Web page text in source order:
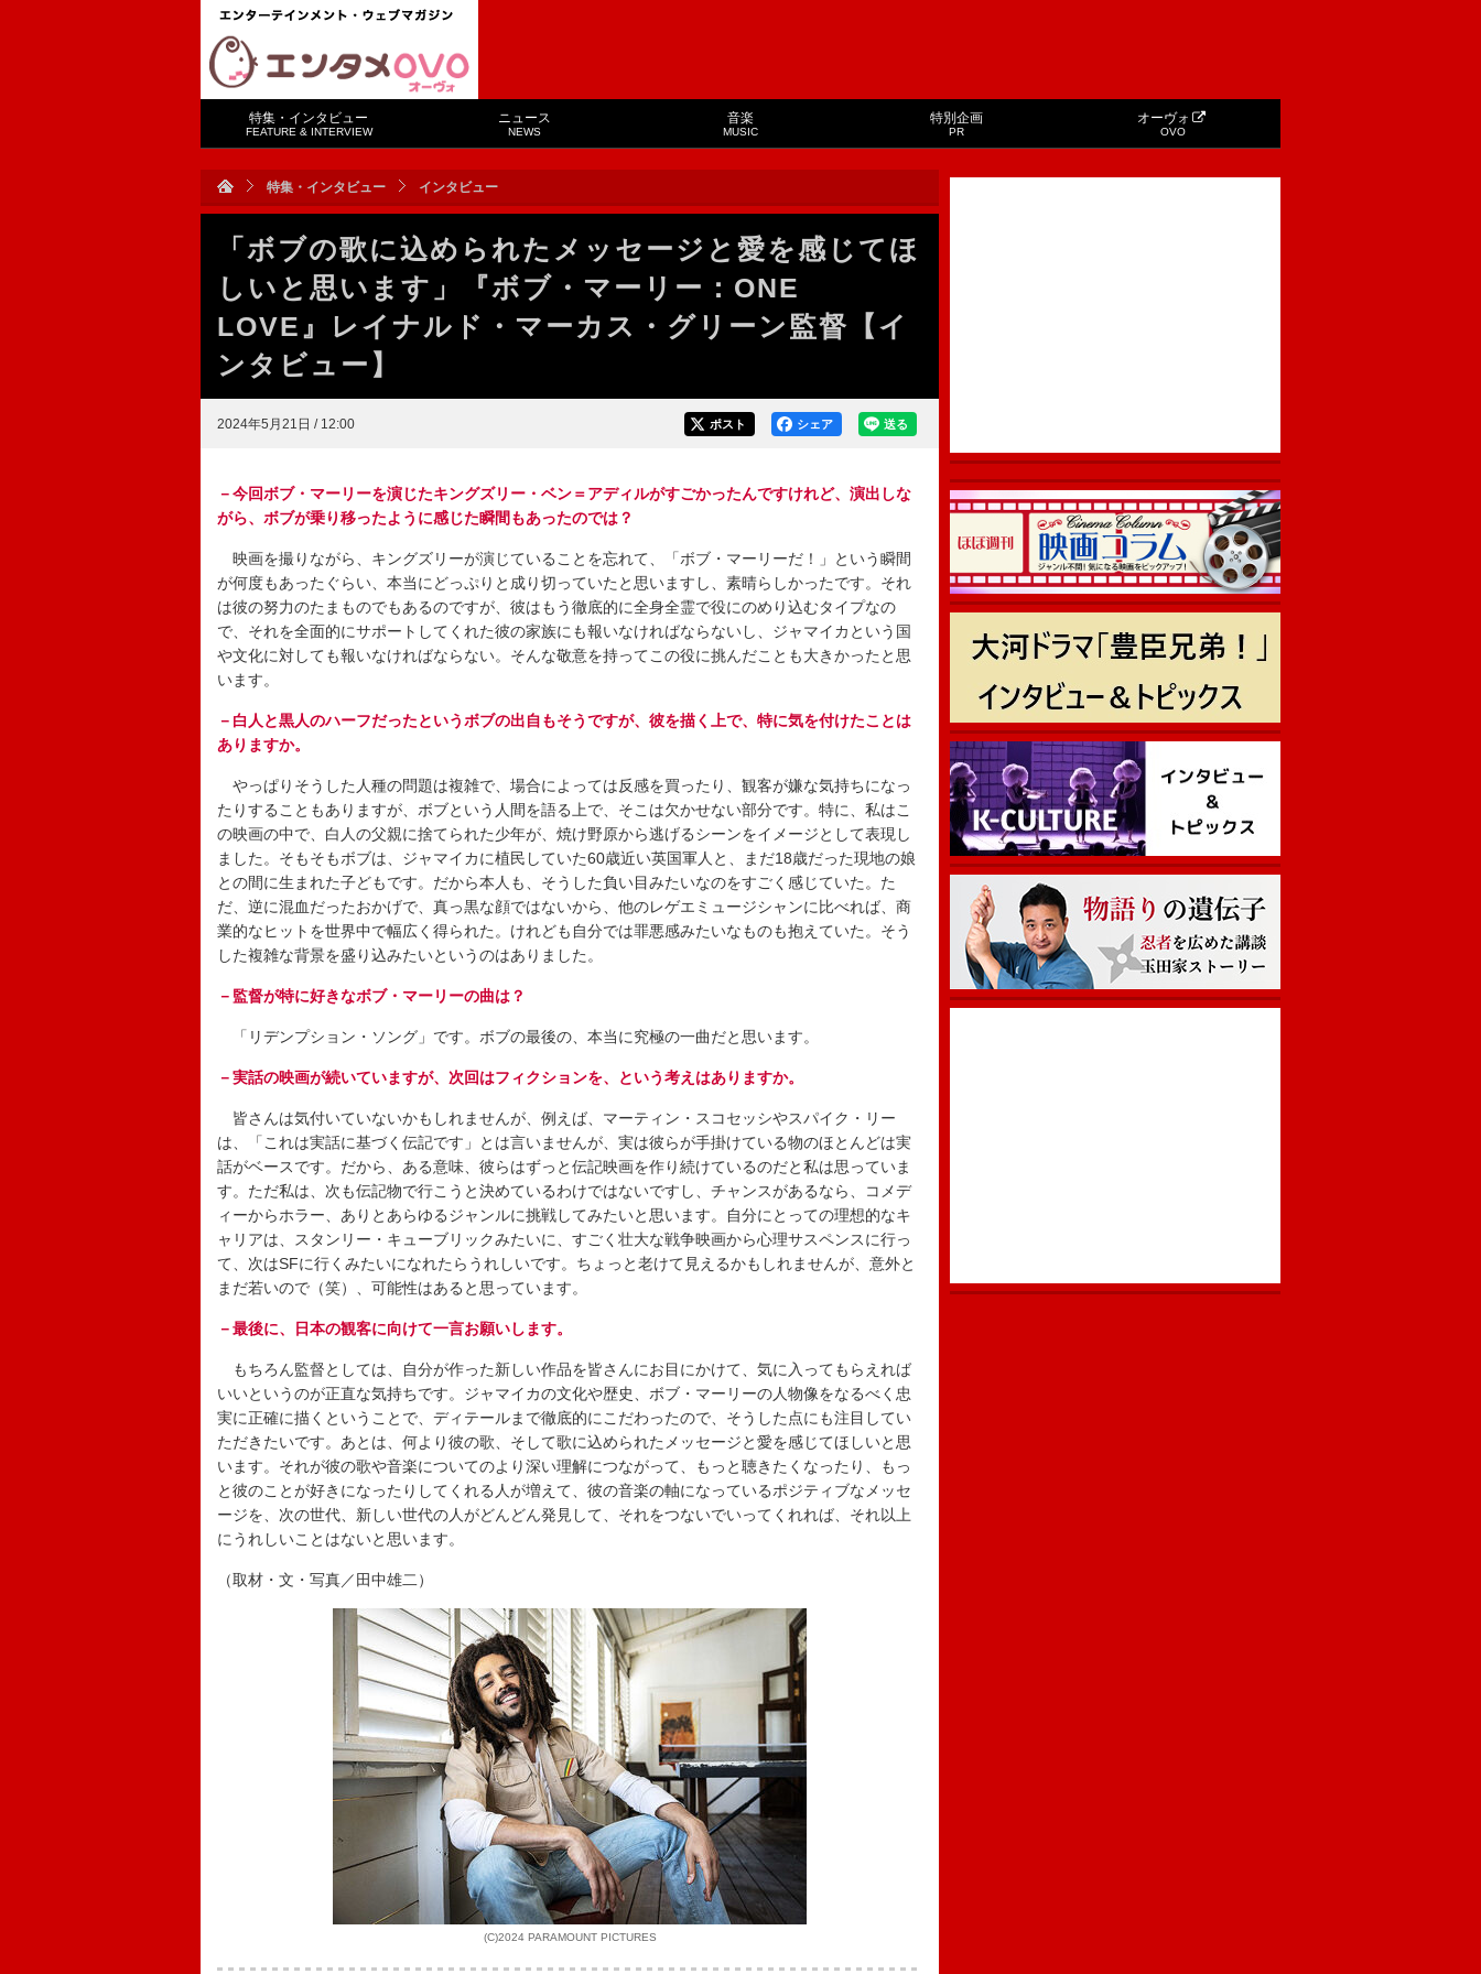
特集・インタビュー
FEATURE & INTERVIEW
ニュース
NEWS
音楽
MUSIC
特別企画
PR
オーヴォ
OVO
特集・インタビュー インタビュー
「ボブの歌に込められたメッセージと愛を感じてほ
しいと思います」『ボブ・マーリー：ONE
LOVE』レイナルド・マーカス・グリーン監督【イ
ンタビュー】
2024年5月21日 / 12:00 送る
シェア
ポスト
－今回ボブ・マーリーを演じたキングズリー・ベン＝アディルがすごかったんですけれど、演出しな
がら、ボブが乗り移ったように感じた瞬間もあったのでは？
映画を撮りながら、キングズリーが演じていることを忘れて、「ボブ・マーリーだ！」という瞬間
が何度もあったぐらい、本当にどっぷりと成り切っていたと思いますし、素晴らしかったです。それ
は彼の努力のたまものでもあるのですが、彼はもう徹底的に全身全霊で役にのめり込むタイプなの
で、それを全面的にサポートしてくれた彼の家族にも報いなければならないし、ジャマイカという国
や文化に対しても報いなければならない。そんな敬意を持ってこの役に挑んだことも大きかったと思
います。
－白人と黒人のハーフだったというボブの出自もそうですが、彼を描く上で、特に気を付けたことは
ありますか。
やっぱりそうした人種の問題は複雑で、場合によっては反感を買ったり、観客が嫌な気持ちになっ
たりすることもありますが、ボブという人間を語る上で、そこは欠かせない部分です。特に、私はこ
の映画の中で、白人の父親に捨てられた少年が、焼け野原から逃げるシーンをイメージとして表現し
ました。そもそもボブは、ジャマイカに植民していた60歳近い英国軍人と、まだ18歳だった現地の娘
との間に生まれた子どもです。だから本人も、そうした負い目みたいなのをすごく感じていた。た
だ、逆に混血だったおかげで、真っ黒な顔ではないから、他のレゲエミュージシャンに比べれば、商
業的なヒットを世界中で幅広く得られた。けれども自分では罪悪感みたいなものも抱えていた。そう
した複雑な背景を盛り込みたいというのはありました。
－監督が特に好きなボブ・マーリーの曲は？
「リデンプション・ソング」です。ボブの最後の、本当に究極の一曲だと思います。
－実話の映画が続いていますが、次回はフィクションを、という考えはありますか。
皆さんは気付いていないかもしれませんが、例えば、マーティン・スコセッシやスパイク・リー
は、「これは実話に基づく伝記です」とは言いませんが、実は彼らが手掛けている物のほとんどは実
話がベースです。だから、ある意味、彼らはずっと伝記映画を作り続けているのだと私は思っていま
す。ただ私は、次も伝記物で行こうと決めているわけではないですし、チャンスがあるなら、コメデ
ィーからホラー、ありとあらゆるジャンルに挑戦してみたいと思います。自分にとっての理想的なキ
ャリアは、スタンリー・キューブリックみたいに、すごく壮大な戦争映画から心理サスペンスに行っ
て、次はSFに行くみたいになれたらうれしいです。ちょっと老けて見えるかもしれませんが、意外と
まだ若いので（笑）、可能性はあると思っています。
－最後に、日本の観客に向けて一言お願いします。
もちろん監督としては、自分が作った新しい作品を皆さんにお目にかけて、気に入ってもらえれば
いいというのが正直な気持ちです。ジャマイカの文化や歴史、ボブ・マーリーの人物像をなるべく忠
実に正確に描くということで、ディテールまで徹底的にこだわったので、そうした点にも注目してい
ただきたいです。あとは、何より彼の歌、そして歌に込められたメッセージと愛を感じてほしいと思
います。それが彼の歌や音楽についてのより深い理解につながって、もっと聴きたくなったり、もっ
と彼のことが好きになったりしてくれる人が増えて、彼の音楽の軸になっているポジティブなメッセ
ージを、次の世代、新しい世代の人がどんどん発見して、それをつないでいってくれれば、それ以上
にうれしいことはないと思います。
（取材・文・写真／田中雄二）
(C)2024 PARAMOUNT PICTURES